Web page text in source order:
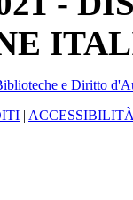
e Diritto
|